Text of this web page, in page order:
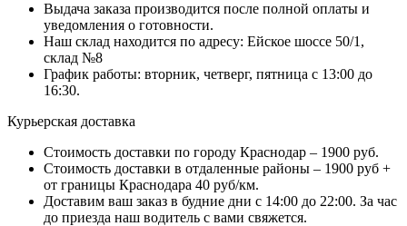
Выдача заказа производится после полной оплаты и
уведомления о готовности.
Наш склад находится по адресу: Ейское шоссе 50/1,
склад №8
График работы: вторник, четверг, пятница с 13:00 до
16:30.
Курьерская доставка
Стоимость доставки по городу Краснодар – 1900 руб.
Стоимость доставки в отдаленные районы – 1900 руб +
от границы Краснодара 40 руб/км.
Доставим ваш заказ в будние дни с 14:00 до 22:00. За час
до приезда наш водитель с вами свяжется.